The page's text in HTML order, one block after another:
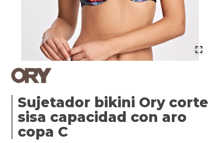
Sujetador bikini Ory corte
sisa capacidad con aro
copa C